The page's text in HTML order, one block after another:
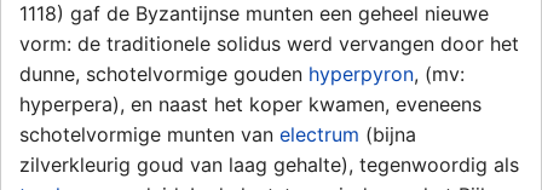
1118) gaf de Byzantijnse munten een geheel nieuwe
vorm: de traditionele solidus werd vervangen door het
dunne, schotelvormige gouden hyperpyron, (mv:
hyperpera), en naast het koper kwamen, eveneens
schotelvormige munten van electrum (bijna
zilverkleurig goud van laag gehalte), tegenwoordig als